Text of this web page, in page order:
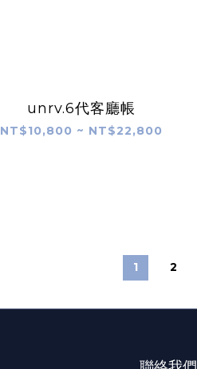
unrv.6代客廳帳
NT$10,800 ~ NT$22,800
1 2